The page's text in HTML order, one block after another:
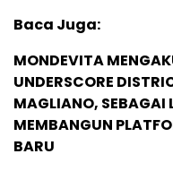
Baca Juga:
MONDEVITA
UNDERSCORE
MAGLIANO, SEBAGAI
MEMBANGUN
BARU